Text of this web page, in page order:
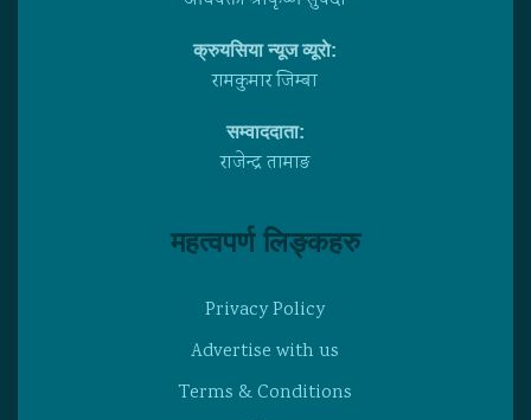
क्रुयसिया न्यूज व्यूराे:
रामकुमार जिम्बा
सम्वाददाता:
राजेन्द्र तामाङ
महत्वपर्ण लिङ्कहरु
Privacy Policy
Advertise with us
Terms & Conditions